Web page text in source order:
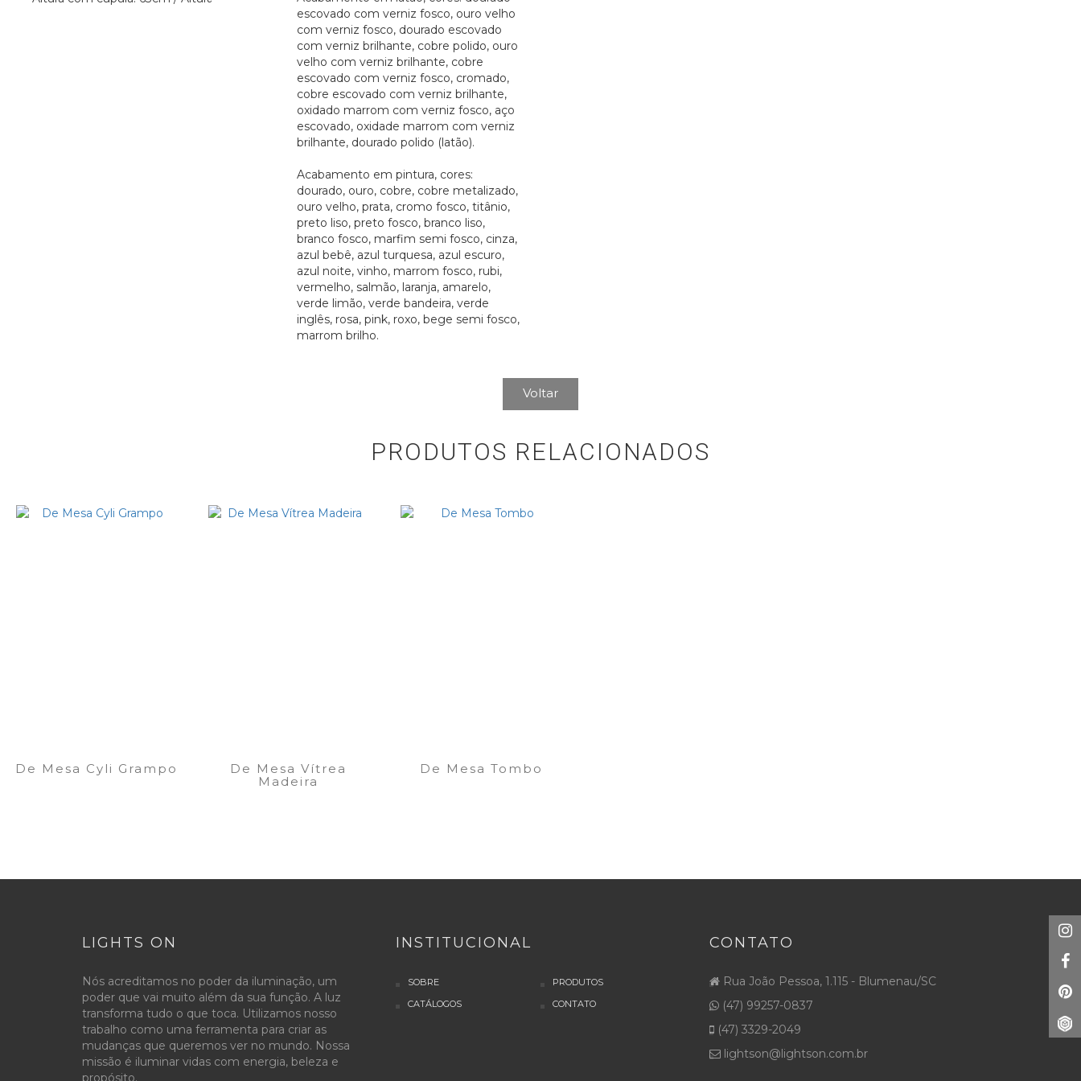
escovado com verniz fosco, ouro velho
com verniz fosco, dourado escovado
com verniz brilhante, cobre polido, ouro
velho com verniz brilhante, cobre
escovado com verniz fosco, cromado,
cobre escovado com verniz brilhante,
oxidado marrom com verniz fosco, aço
escovado, oxidade marrom com verniz
brilhante, dourado polido (latão).
Acabamento em pintura, cores:
dourado, ouro, cobre, cobre metalizado,
ouro velho, prata, cromo fosco, titânio,
preto liso, preto fosco, branco liso,
branco fosco, marfim semi fosco, cinza,
azul bebê, azul turquesa, azul escuro,
azul noite, vinho, marrom fosco, rubi,
vermelho, salmão, laranja, amarelo,
verde limão, verde bandeira, verde
inglês, rosa, pink, roxo, bege semi fosco,
marrom brilho.
Voltar
PRODUTOS RELACIONADOS
De Mesa Cyli Grampo
De Mesa Vítrea
Madeira
De Mesa Tombo
LIGHTS ON
Nós acreditamos no poder da iluminação, um
poder que vai muito além da sua função. A luz
transforma tudo o que toca. Utilizamos nosso
trabalho como uma ferramenta para criar as
mudanças que queremos ver no mundo. Nossa
missão é iluminar vidas com energia, beleza e
propósito.
INSTITUCIONAL
SOBRE
PRODUTOS
CATÁLOGOS
CONTATO
CONTATO
Rua João Pessoa, 1.115 - Blumenau/SC
(47) 99257-0837
(47) 3329-2049
lightson@lightson.com.br